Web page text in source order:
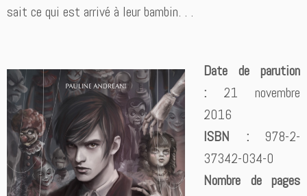
sait ce qui est arrivé à leur bambin. . .
Date de parution
: 21 novembre
2016
ISBN : 978-2-
37342-034-0
Nombre de pages